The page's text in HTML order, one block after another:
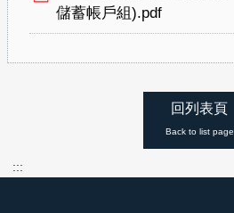
儲蓄帳戶組).pdf
回列表頁
Back to list page
:::